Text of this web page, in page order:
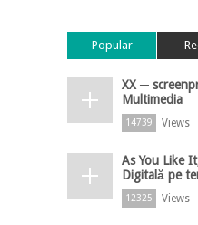
Popular
XX ─
Multimedia
14739 Views
As You Like
Digitală pe
12325 Views